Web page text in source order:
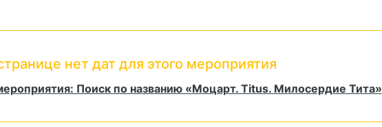
нет дат для этого мероприятия
Поиск по названию «Моцарт. Titus. Милосердие Тита»